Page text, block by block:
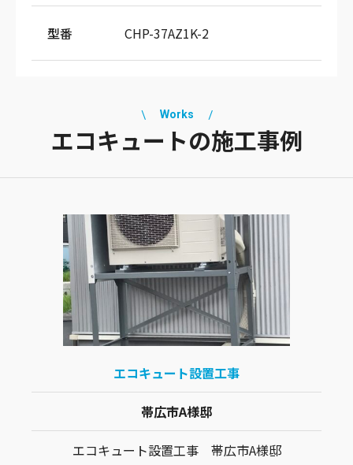
型番 CHP-37AZ1K-2
エコキュートの施工事例
Works
エコキュート設置工事
帯広市A様邸
エコキュート設置工事 帯広市A様邸